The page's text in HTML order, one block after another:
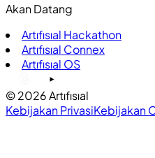
Akan Datang
Artıfısıal Hackathon
Artıfısıal Connex
Artıfısıal OS
©2026Artıfısıal
Kebijakan PrivasiKebijakan